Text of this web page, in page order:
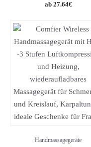
Original
was:
27.64€Current
is:
Handmassagegeräte